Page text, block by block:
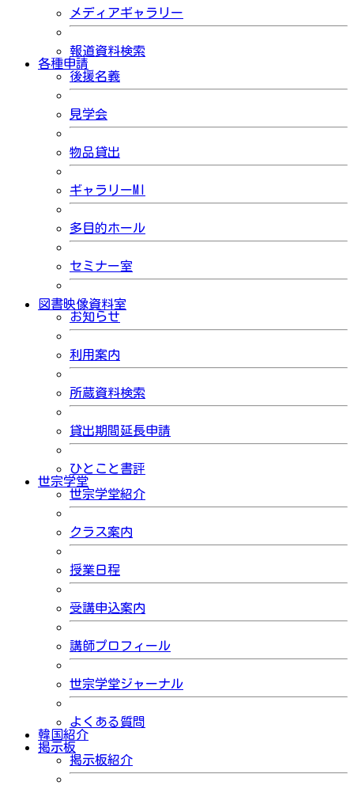
メディアギャラリー
報道資料検索
各種申請
後援名義
見学会
物品貸出
ギャラリーMI
多目的ホール
セミナー室
図書映像資料室
お知らせ
利用案内
所蔵資料検索
貸出期間延長申請
ひとこと書評
世宗学堂
世宗学堂紹介
クラス案内
授業日程
受講申込案内
講師プロフィール
世宗学堂ジャーナル
よくある質問
韓国紹介
掲示板
掲示板紹介